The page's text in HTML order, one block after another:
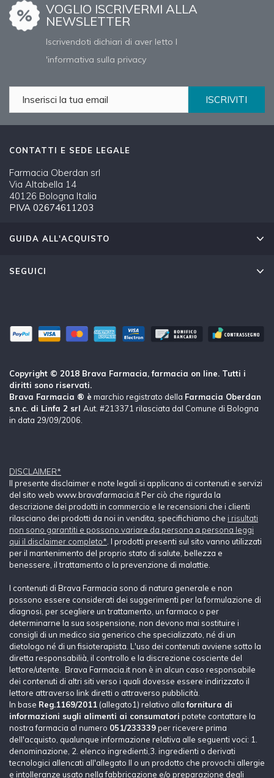
VOGLIO ISCRIVERMI ALLA
NEWSLETTER
Iscrivendoti dichiari di aver letto l
'informativa sulla privacy
ISCRIVITI
CONTATTI E SEDE LEGALE
Farmacia Oberdan srl
Via Altabella 14
40126 Bologna Italia
PIVA 02674611203
GUIDA ALL'ACQUISTO
SEGUICI
Copyright © 2018 Brava Farmacia, farmacia on line. Tutti i
diritti sono riservati.
Brava Farmacia ® è marchio registrato della Farmacia Oberdan
s.n.c. di Linfa 2 srl Aut. #213371 rilasciata dal Comune di Bologna
in data 29/09/2006.
DISCLAIMER*
Il presente disclaimer e note legali si applicano ai contenuti e servizi
del sito web www.bravafarmacia.it Per ciò che rigurda la
descrizione dei prodotti in commercio e le recensioni che i clienti
rilasciano dei prodotti da noi in vendita, specifichiamo che i risultati
non sono garantiti e possono variare da persona a persona leggi
qui il disclaimer completo* . I prodotti presenti sul sito vanno utilizzati
per il mantenimento del proprio stato di salute, bellezza e
benessere, il trattamento o la prevenzione di malattie.
I contenuti di Brava Farmacia sono di natura generale e non
possono essere considerati dei suggerimenti per la formulazione di
diagnosi, per scegliere un trattamento, un farmaco o per
determinarne la sua sospensione, non devono mai sostituire i
consigli di un medico sia generico che specializzato, né di un
dietologo né di un fisioterapista. L'uso dei contenuti avviene sotto la
diretta responsabilià, il controllo e la discrezione cosciente del
lettore/utente. Brava Farmacia.it non è in alcun caso responsabile
dei contenuti di altri siti verso i quali dovesse essere indirizzato il
lettore attraverso link diretti o attraverso pubblicità.
In base Reg.1169/2011 (allegato1) relativo allafornitura di
informazioni sugli alimenti ai consumatori potete contattare la
nostra farmacia al numero 051/233339per ricevere prima
dell'acquisto, qualunque informazione relativa alle seguenti voci: 1.
denominazione, 2. elenco ingredienti,3. ingredienti o derivati
tecnologici allencati all'allegato II o un prodotto che provochi allergie
e intolleranze usato nella fabbricazione e/o preparazione degli